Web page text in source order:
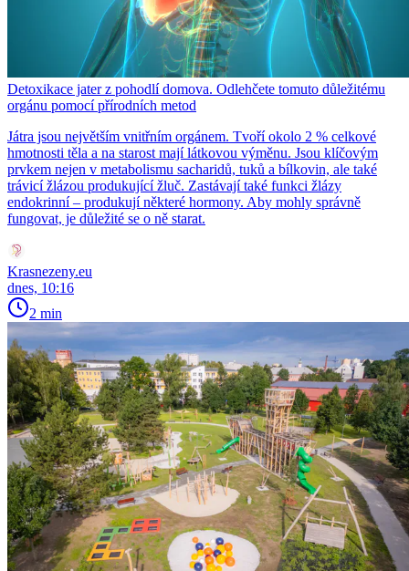
Detoxikace jater z pohodlí domova. Odlehčete tomuto důležitému
orgánu pomocí přírodních metod
Játra jsou největším vnitřním orgánem. Tvoří okolo 2 % celkové
hmotnosti těla a na starost mají látkovou výměnu. Jsou klíčovým
prvkem nejen v metabolismu sacharidů, tuků a bílkovin, ale také
trávicí žlázou produkující žluč. Zastávají také funkci žlázy
endokrinní – produkují některé hormony. Aby mohly správně
fungovat, je důležité se o ně starat.
Krasnezeny.eu
dnes, 10:16
2 min